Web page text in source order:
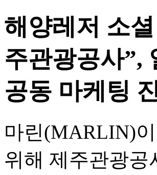
해양레저 소
주관광공사”,
공동 마케팅
마린(MARLIN)
위해 제주관광공